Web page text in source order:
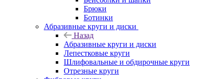
Брюки
Ботинки
Абразивные круги и диски
Назад
Абразивные круги и диски
Лепестковые круги
Шлифовальные и обдирочные круги
Отрезные круги